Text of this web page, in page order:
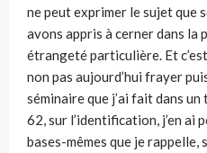
ne peut exprimer le sujet que
avons appris à cerner dans la
étrangeté particulière. Et
non pas aujourd’hui frayer
séminaire que j’ai fait dans un
62, sur l’identification, j’en ai
bases-mêmes que je rappelle,